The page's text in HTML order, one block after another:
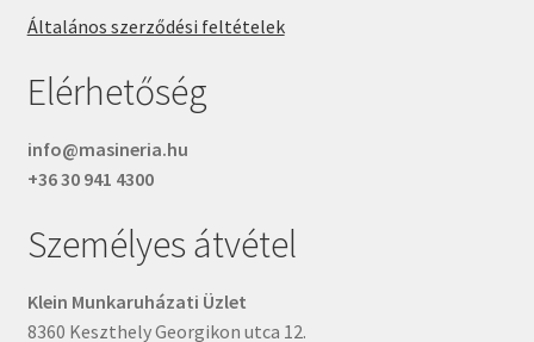
Általános szerződési feltételek
Elérhetőség
info@masineria.hu
+36 30 941 4300
Személyes átvétel
Klein Munkaruházati Üzlet
8360 Keszthely Georgikon utca 12.